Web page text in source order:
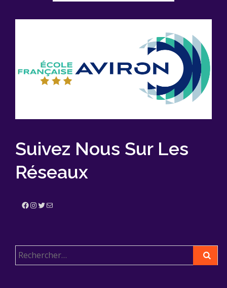
Suivez Nous Sur Les
Réseaux
Facebook InstagramTwitter E-mail
Rechercher :